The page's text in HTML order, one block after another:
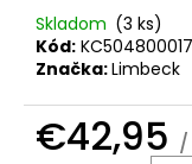
Skladom (3 ks)
Kód:
Značka:Limbeck
€42,95 /
O